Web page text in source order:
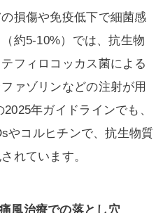
損傷や免疫低下で細菌感
約5-10%）では、抗生物
フィロコッカス菌による
ァゾリンなどの注射が用
年ガイドラインでも、
やコルヒチンで、抗生物質
れています。
風治療での落とし穴